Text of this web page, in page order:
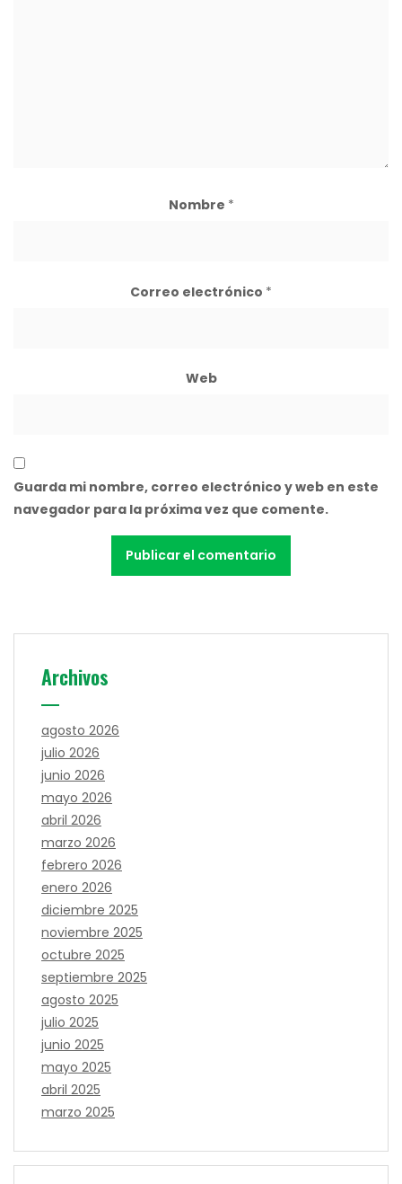
Nombre *
Correo electrónico *
Web
Guarda mi nombre, correo electrónico y web en este
navegador para la próxima vez que comente.
Archivos
agosto 2026
julio 2026
junio 2026
mayo 2026
abril 2026
marzo 2026
febrero 2026
enero 2026
diciembre 2025
noviembre 2025
octubre 2025
septiembre 2025
agosto 2025
julio 2025
junio 2025
mayo 2025
abril 2025
marzo 2025